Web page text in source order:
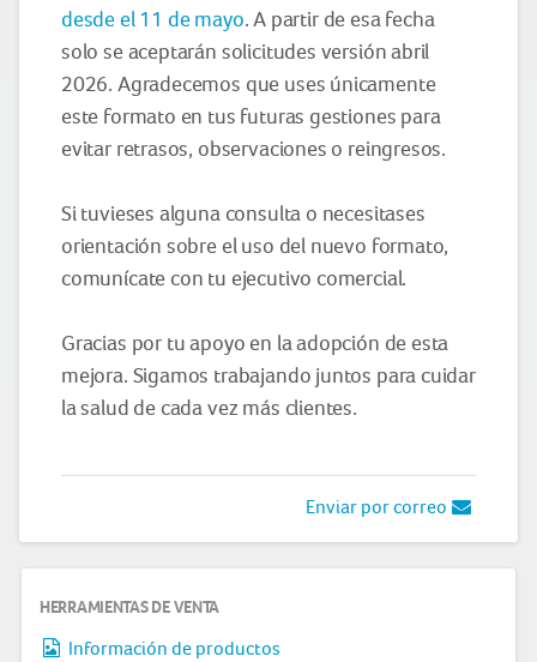
desde el 11 de mayo. A partir de esa fecha
solo se aceptarán solicitudes versión abril
2026. Agradecemos que uses únicamente
este formato en tus futuras gestiones para
evitar retrasos, observaciones o reingresos.
Si tuvieses alguna consulta o necesitases
orientación sobre el uso del nuevo formato,
comunícate con tu ejecutivo comercial.
Gracias por tu apoyo en la adopción de esta
mejora. Sigamos trabajando juntos para cuidar
la salud de cada vez más clientes.
Enviar por correo
HERRAMIENTAS DE VENTA
Información de productos